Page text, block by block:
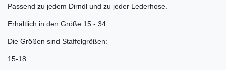
Passend zu jedem Dirndl und zu jeder Lederhose.
Erhältlich in den Größe 15 - 34
Die Größen sind Staffelgrößen:
15-18